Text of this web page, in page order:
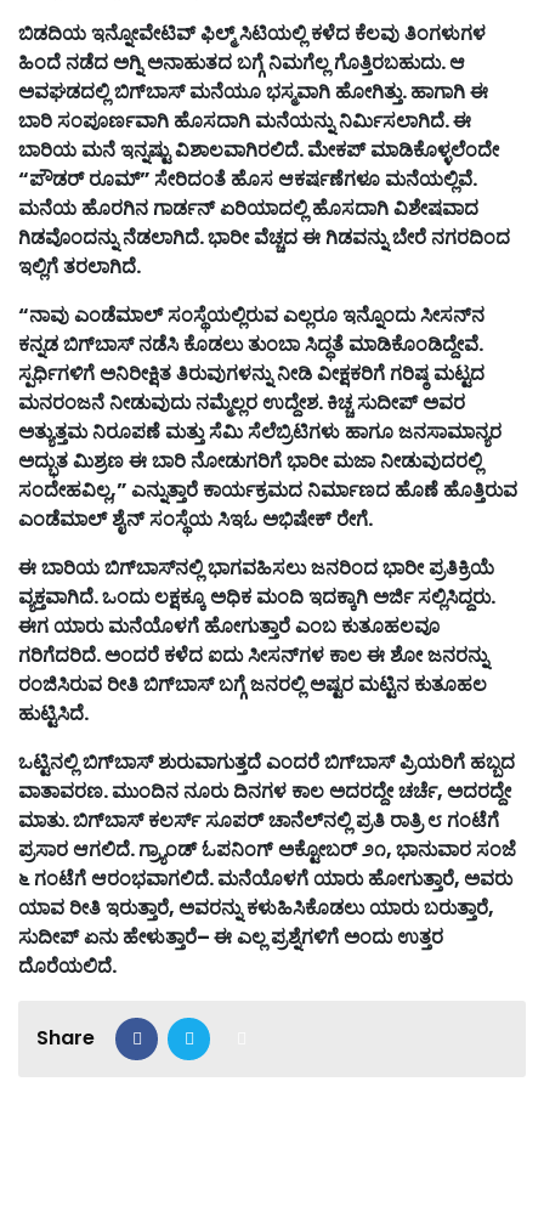
ಬಿಡದಿಯಇನ್ನೋವೇಟಿವ್ಫಿಲ್ಮ್ಸಿಟಿಯಲ್ಲಿ ಕಳೆದ ಕೆಲವುತಿಂಗಳುಗಳ
ಹಿಂದೆನಡೆದಅಗ್ನಿಅನಾಹುತದಬಗ್ಗೆನಿಮಗೆಲ್ಲ ಗೊತ್ತಿರಬಹುದು.ಆ
ಅವಘಡದಲ್ಲಿಬಿಗ್ಬಾಸ್ ಮನೆಯೂಭಸ್ಮವಾಗಿ ಹೋಗಿತ್ತು.ಹಾಗಾಗಿಈ
ಬಾರಿಸಂಪೂರ್ಣವಾಗಿ ಹೊಸದಾಗಿ ಮನೆಯನ್ನುನಿರ್ಮಿಸಲಾಗಿದೆ.ಈ
ಬಾರಿಯ ಮನೆಇನ್ನಷ್ಟುವಿಶಾಲವಾಗಿರಲಿದೆ.ಮೇಕಪ್ ಮಾಡಿಕೊಳ್ಳಲೆಂದೇ
“ಪೌಡರ್ರೂಮ್”ಸೇರಿದಂತೆ ಹೊಸಆಕರ್ಷಣೆಗಳೂ ಮನೆಯಲ್ಲಿವೆ.
ಮನೆಯ ಹೊರಗಿನ ಗಾರ್ಡನ್ಏರಿಯಾದಲ್ಲಿ ಹೊಸದಾಗಿವಿಶೇಷವಾದ
ಗಿಡವೊಂದನ್ನುನೆಡಲಾಗಿದೆ.ಭಾರೀ ವೆಚ್ಚದಈ ಗಿಡವನ್ನುಬೇರೆನಗರದಿಂದ
ಇಲ್ಲಿಗೆತರಲಾಗಿದೆ.
“ನಾವುಎಂಡೆಮಾಲ್ಸಂಸ್ಥೆಯಲ್ಲಿರುವಎಲ್ಲರೂಇನ್ನೊಂದುಸೀಸನ್ನ
ಕನ್ನಡಬಿಗ್ಬಾಸ್ನಡೆಸಿ ಕೊಡಲುತುಂಬಾಸಿದ್ಧತೆ ಮಾಡಿಕೊಂಡಿದ್ದೇವೆ.
ಸ್ಪರ್ಧಿಗಳಿಗೆಅನಿರೀಕ್ಷಿತತಿರುವುಗಳನ್ನುನೀಡಿವೀಕ್ಷಕರಿಗೆ ಗರಿಷ್ಠ ಮಟ್ಟದ
ಮನರಂಜನೆನೀಡುವುದುನಮ್ಮೆಲ್ಲರ ಉದ್ದೇಶ.ಕಿಚ್ಚಸುದೀಪ್ಅವರ
ಅತ್ಯುತ್ತಮನಿರೂಪಣೆ ಮತ್ತುಸೆಮಿಸೆಲೆಬ್ರಿಟಿಗಳು ಹಾಗೂಜನಸಾಮಾನ್ಯರ
ಅದ್ಭುತಮಿಶ್ರಣಈಬಾರಿನೋಡುಗರಿಗೆಭಾರೀ ಮಜಾನೀಡುವುದರಲ್ಲಿ
ಸಂದೇಹವಿಲ್ಲ,”ಎನ್ನುತ್ತಾರೆ ಕಾರ್ಯಕ್ರಮದನಿರ್ಮಾಣದ ಹೊಣೆ ಹೊತ್ತಿರುವ
ಎಂಡೆಮಾಲ್ಶೈನ್ಸಂಸ್ಥೆಯಸಿಇಓಅಭಿಷೇಕ್ರೇಗೆ.
ಈಬಾರಿಯಬಿಗ್ಬಾಸ್ನಲ್ಲಿಭಾಗವಹಿಸಲುಜನರಿಂದಭಾರೀ ಪ್ರತಿಕ್ರಿಯೆ
ವ್ಯಕ್ತವಾಗಿದೆ.ಒಂದುಲಕ್ಷಕ್ಕೂಅಧಿಕ ಮಂದಿಇದಕ್ಕಾಗಿಅರ್ಜಿಸಲ್ಲಿಸಿದ್ದರು.
ಈಗ ಯಾರು ಮನೆಯೊಳಗೆ ಹೋಗುತ್ತಾರೆಎಂಬ ಕುತೂಹಲವೂ
ಗರಿಗೆದರಿದೆ.ಅಂದರೆ ಕಳೆದ ಐದುಸೀಸನ್ಗಳ ಕಾಲಈಶೋಜನರನ್ನು
ರಂಜಿಸಿರುವ ರೀತಿಬಿಗ್ಬಾಸ್ಬಗ್ಗೆಜನರಲ್ಲಿಅಷ್ಟರ ಮಟ್ಟಿನ ಕುತೂಹಲ
ಹುಟ್ಟಿಸಿದೆ.
ಒಟ್ಟಿನಲ್ಲಿಬಿಗ್ಬಾಸ್ಶುರುವಾಗುತ್ತದೆಎಂದರೆಬಿಗ್ಬಾಸ್ಪ್ರಿಯರಿಗೆ ಹಬ್ಬದ
ವಾತಾವರಣ.ಮುಂದಿನನೂರುದಿನಗಳ ಕಾಲಅದರದ್ದೇಚರ್ಚೆ,ಅದರದ್ದೇ
ಮಾತು.ಬಿಗ್ಬಾಸ್ ಕಲರ್ಸ್ಸೂಪರ್ಚಾನೆಲ್ನಲ್ಲಿ ಪ್ರತಿರಾತ್ರಿ೮ ಗಂಟೆಗೆ
ಪ್ರಸಾರಆಗಲಿದೆ.ಗ್ರ್ಯಾಂಡ್ಓಪನಿಂಗ್ಅಕ್ಟೋಬರ್೨೧,ಭಾನುವಾರಸಂಜೆ
೬ ಗಂಟೆಗೆಆರಂಭವಾಗಲಿದೆ.ಮನೆಯೊಳಗೆ ಯಾರು ಹೋಗುತ್ತಾರೆ,ಅವರು
ಯಾವ ರೀತಿಇರುತ್ತಾರೆ,ಅವರನ್ನು ಕಳುಹಿಸಿಕೊಡಲು ಯಾರುಬರುತ್ತಾರೆ,
ಸುದೀಪ್ಏನು ಹೇಳುತ್ತಾರೆ–ಈಎಲ್ಲ ಪ್ರಶ್ನೆಗಳಿಗೆಅಂದು ಉತ್ತರ
ದೊರೆಯಲಿದೆ.
Share